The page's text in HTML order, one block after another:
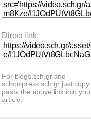
Direct link
For blogs.sch.gr and
schoolpress.sch.gr just copy
paste the above link into
article.